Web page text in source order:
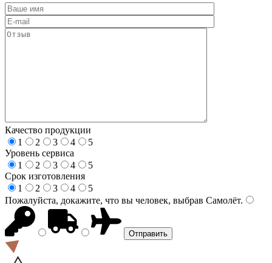
Качество продукции
1
2 3 4
5
Уровень сервиса
1
2 3 4
5
Срок изготовления
1
2 3 4
5
Пожалуйста, докажите, что вы человек, выбрав Самолёт.